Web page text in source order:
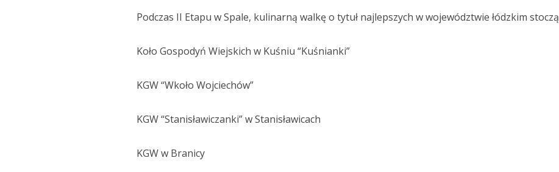
Podczas II Etapu w Spale, kulinarną walkę o tytuł najlepszych w województwie łódzkim stoczą
Koło Gospodyń Wiejskich w Kuśniu “Kuśnianki”
KGW “Wkoło Wojciechów”
KGW “Stanisławiczanki” w Stanisławicach
KGW w Branicy